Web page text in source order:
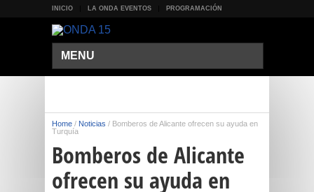
INICIO LA ONDA EVENTOS PROGRAMACIÓN
MENU
Home / Noticias / Bomberos de Alicante ofrecen su ayuda en
Turquía
Bomberos de Alicante
ofrecen su ayuda en